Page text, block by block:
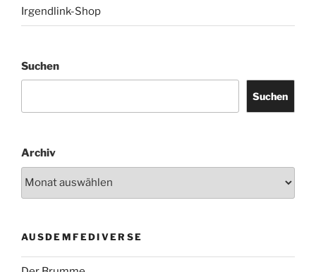
Irgendlink-Shop
Suchen
Suchen
Archiv
AUSDEMFEDIVERSE